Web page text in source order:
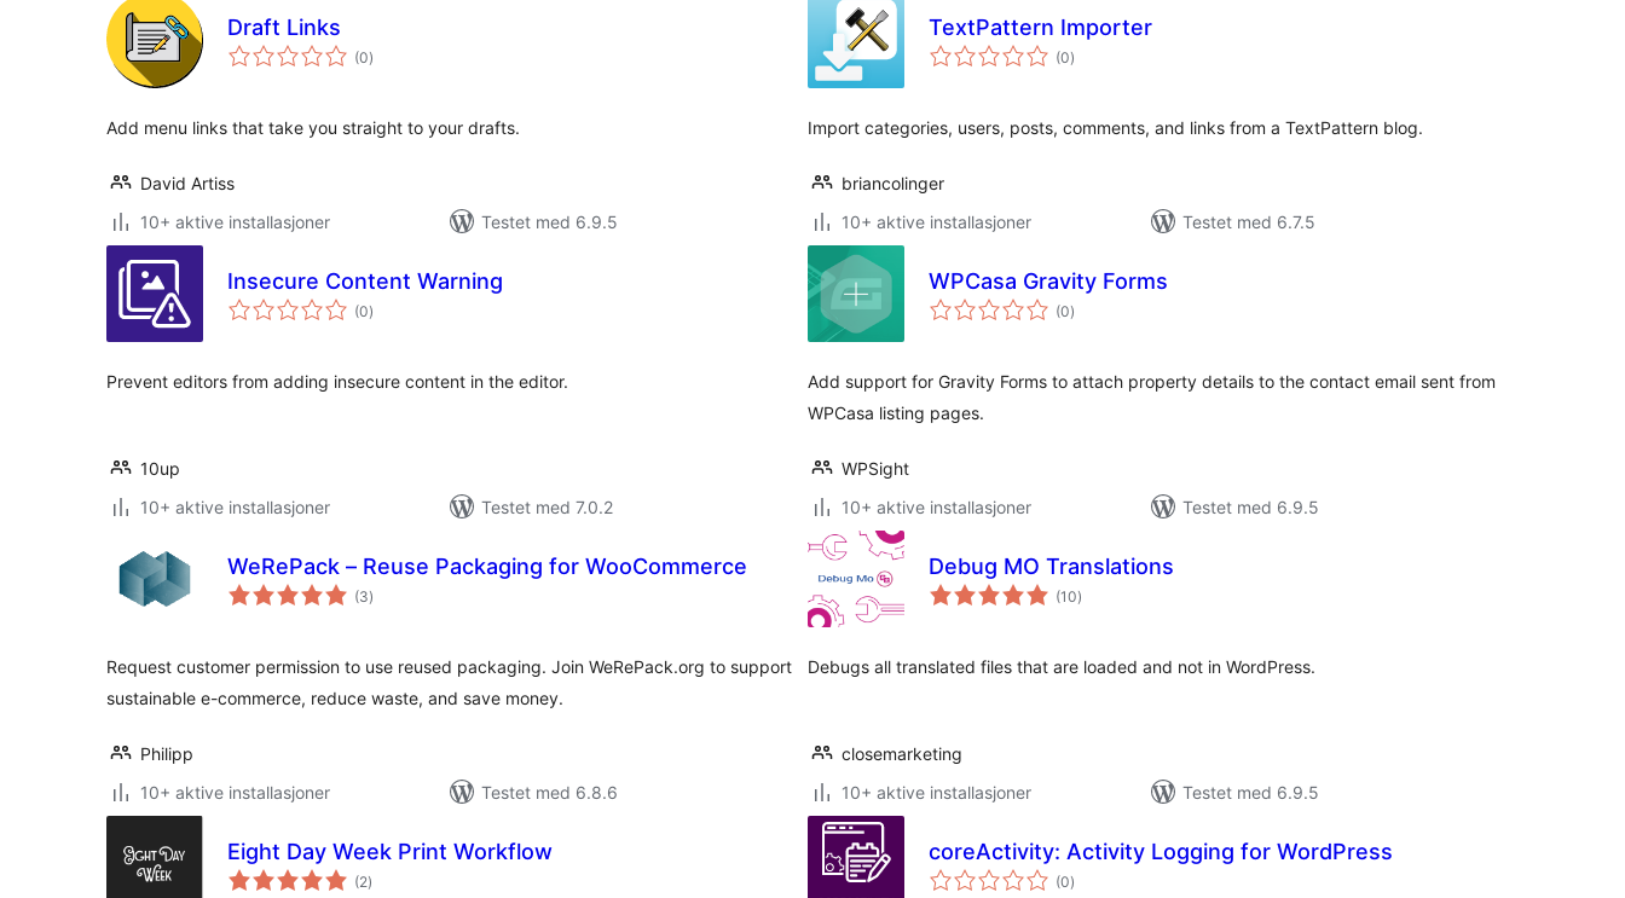
Draft Links
(0totale
vurderinger
)
Add menu links that take you straight to your drafts.
David Artiss
10+ aktive installasjoner
Testet med 6.9.5
TextPattern Importer
(0totale
vurderinger
)
Import categories, users, posts, comments, and links from a TextPattern blog.
briancolinger
10+ aktive installasjoner
Testet med 6.7.5
Insecure Content Warning
(0totale
vurderinger
)
Prevent editors from adding insecure content in the editor.
10up
10+ aktive installasjoner
Testet med 7.0.2
WPCasa Gravity Forms
(0totale
vurderinger
)
Add support for Gravity Forms to attach property details to the contact email sent from
WPCasa listing pages.
WPSight
10+ aktive installasjoner
Testet med 6.9.5
WeRePack – Reuse Packaging for WooCommerce
(3totale
vurderinger
)
Request customer permission to use reused packaging. Join WeRePack.org to support
sustainable e-commerce, reduce waste, and save money.
Philipp
10+ aktive installasjoner
Testet med 6.8.6
Debug MO Translations
(10totale
vurderinger
)
Debugs all translated files that are loaded and not in WordPress.
closemarketing
10+ aktive installasjoner
Testet med 6.9.5
Eight Day Week Print Workflow
(2totale
vurderinger
)
coreActivity: Activity Logging for WordPress
(0totale
vurderinger
)